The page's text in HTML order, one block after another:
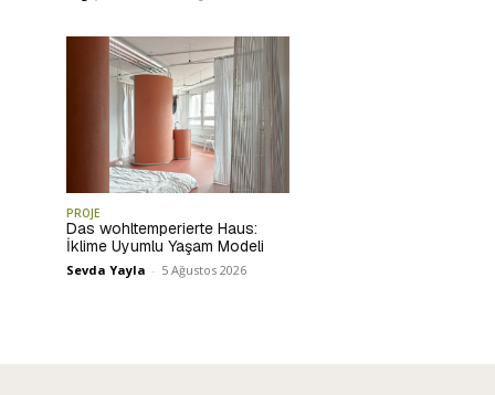
PROJE
Das wohltemperierte Haus:
İklime Uyumlu Yaşam Modeli
Sevda Yayla - 5 Ağustos 2026